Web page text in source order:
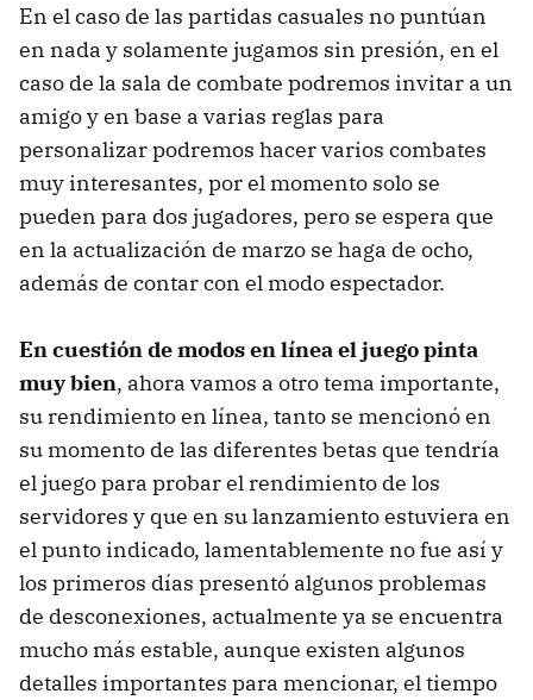
En el caso de las partidas casuales no puntúan
en nada y solamente jugamos sin presión, en el
caso de la sala de combate podremos invitar a un
amigo y en base a varias reglas para
personalizar podremos hacer varios combates
muy interesantes, por el momento solo se
pueden para dos jugadores, pero se espera que
en la actualización de marzo se haga de ocho,
además de contar con el modo espectador.
En cuestión de modos en línea el juego pinta
muy bien, ahora vamos a otro tema importante,
su rendimiento en línea, tanto se mencionó en
su momento de las diferentes betas que tendría
el juego para probar el rendimiento de los
servidores y que en su lanzamiento estuviera en
el punto indicado, lamentablemente no fue así y
los primeros días presentó algunos problemas
de desconexiones, actualmente ya se encuentra
mucho más estable, aunque existen algunos
detalles importantes para mencionar, el tiempo